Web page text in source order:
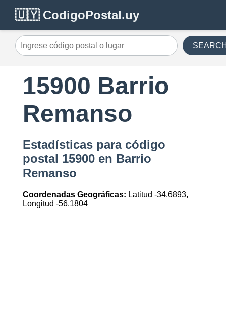
🇺🇾 CodigoPostal.uy
15900 Barrio
Remanso
Estadísticas para código
postal 15900 en Barrio
Remanso
Coordenadas Geográficas: Latitud -34.6893,
Longitud -56.1804